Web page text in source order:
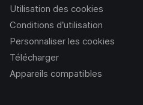
Utilisation des cookies
Conditions d’utilisation
Personnaliser les cookies
Télécharger
Appareils compatibles